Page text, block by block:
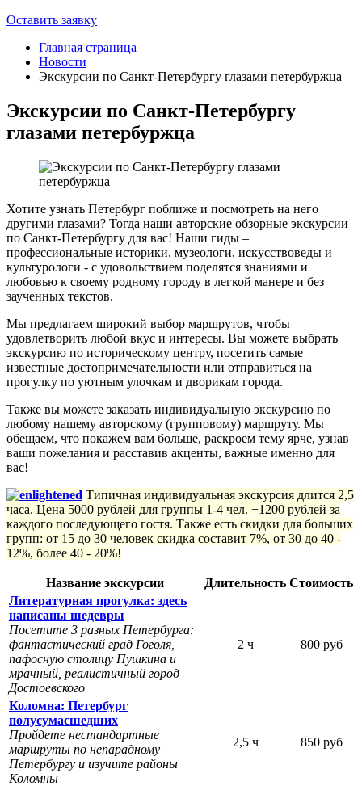
Оставить заявку
Главная страница
Новости
Экскурсии по Санкт-Петербургу глазами петербуржца
Экскурсии по Санкт-Петербургу
глазами петербуржца
Хотите узнать Петербург поближе и посмотреть на него
другими глазами? Тогда наши авторские обзорные экскурсии
по Санкт-Петербургу для вас! Наши гиды –
профессиональные историки, музеологи, искусствоведы и
культурологи - с удовольствием поделятся знаниями и
любовью к своему родному городу в легкой манере и без
заученных текстов.
Мы предлагаем широкий выбор маршрутов, чтобы
удовлетворить любой вкус и интересы. Вы можете выбрать
экскурсию по историческому центру, посетить самые
известные достопримечательности или отправиться на
прогулку по уютным улочкам и дворикам города.
Также вы можете заказать индивидуальную экскурсию по
любому нашему авторскому (групповому) маршруту. Мы
обещаем, что покажем вам больше, раскроем тему ярче, узнав
ваши пожелания и расставив акценты, важные именно для
вас!
Типичная индивидуальная экскурсия длится 2,5
часа. Цена 5000 рублей для группы 1-4 чел. +1200 рублей за
каждого последующего гостя. Также есть скидки для больших
групп: от 15 до 30 человек скидка составит 7%, от 30 до 40 -
12%, более 40 - 20%!
Название экскурсии Длительность Стоимость
Литературная прогулка: здесь
написаны шедевры
Посетите 3 разных Петербурга:
фантастический град Гоголя,
пафосную столицу Пушкина и
мрачный, реалистичный город
Достоевского
2 ч 800 руб
Коломна: Петербург
полусумасшедших
Пройдете нестандартные
маршруты по непарадному
Петербургу и изучите районы
Коломны
2,5 ч 850 руб